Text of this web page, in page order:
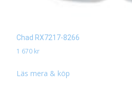
Chad RX7217-8266
1 670 kr
Läs mera & köp